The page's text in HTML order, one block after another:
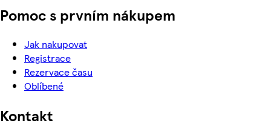
Pomoc s prvním nákupem
Jak nakupovat
Registrace
Rezervace času
Oblíbené
Kontakt